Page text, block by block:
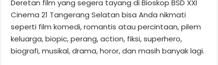
Deretan film yang segera tayang di Bioskop BSD XXI
Cinema 21 Tangerang Selatan bisa Anda nikmati
seperti film komedi, romantis atau percintaan, pilem
keluarga, biopic, perang, action, fiksi, superhero,
biografi, musikal, drama, horor, dan masih banyak lagi.